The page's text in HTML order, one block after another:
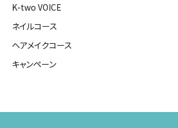
K-two VOICE
ネイルコース
ヘアメイクコース
キャンペーン